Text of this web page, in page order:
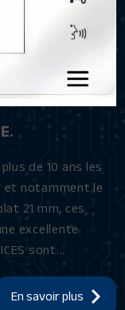
de 10 ans les
et notamment le
21 mm, ces
excellente
sont...
En savoir plus